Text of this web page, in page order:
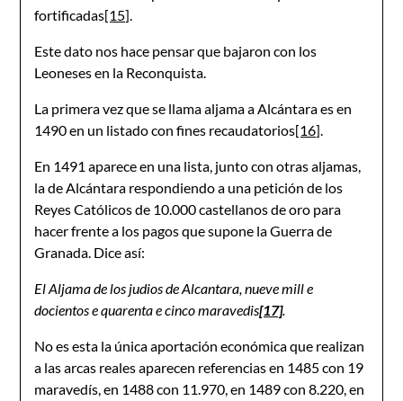
fortificadas[15].
Este dato nos hace pensar que bajaron con los
Leoneses en la Reconquista.
La primera vez que se llama aljama a Alcántara es en
1490 en un listado con fines recaudatorios[16].
En 1491 aparece en una lista, junto con otras aljamas,
la de Alcántara respondiendo a una petición de los
Reyes Católicos de 10.000 castellanos de oro para
hacer frente a los pagos que supone la Guerra de
Granada. Dice así:
El Aljama de los judios de Alcantara, nueve mill e
docientos e quarenta e cinco maravedis[17].
No es esta la única aportación económica que realizan
a las arcas reales aparecen referencias en 1485 con 19
maravedís, en 1488 con 11.970, en 1489 con 8.220, en